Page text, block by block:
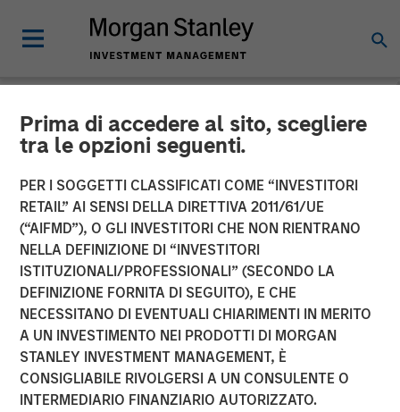
Prima di accedere al sito, scegliere
tra le opzioni seguenti.
PER I SOGGETTI CLASSIFICATI COME “INVESTITORI
RETAIL” AI SENSI DELLA DIRETTIVA 2011/61/UE
(“AIFMD”), O GLI INVESTITORI CHE NON RIENTRANO
NELLA DEFINIZIONE DI “INVESTITORI
ISTITUZIONALI/PROFESSIONALI” (SECONDO LA
DEFINIZIONE FORNITA DI SEGUITO), E CHE
NECESSITANO DI EVENTUALI CHIARIMENTI IN MERITO
A UN INVESTIMENTO NEI PRODOTTI DI MORGAN
STANLEY INVESTMENT MANAGEMENT, È
CONSIGLIABILE RIVOLGERSI A UN CONSULENTE O
INTERMEDIARIO FINANZIARIO AUTORIZZATO.
NEWSROOM
Medsphere Closes $32
Million Financing Led by
Morgan Stanley Expansion
Capital
Private investment arm of Morgan Stanley Investment
Management focused on growth companies teams with
East West Bank to support healthcare IT innovation